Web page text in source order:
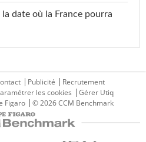
date où la France pourra
Publicité
Recrutement
les cookies
Gérer Utiq
Figaro © 2026 CCM Benchmark